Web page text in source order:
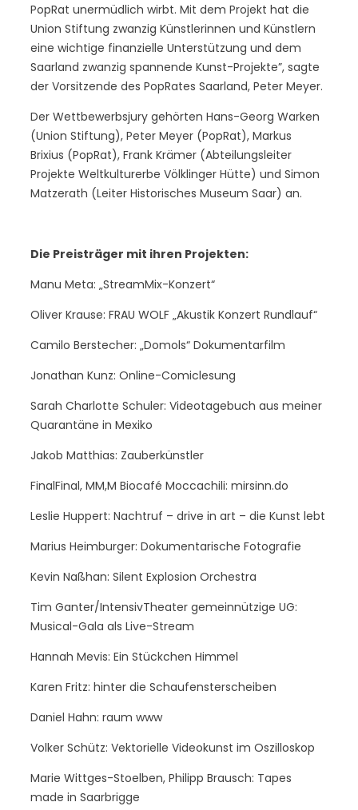
PopRat unermüdlich wirbt. Mit dem Projekt hat die
Union Stiftung zwanzig Künstlerinnen und Künstlern
eine wichtige finanzielle Unterstützung und dem
Saarland zwanzig spannende Kunst-Projekte”, sagte
der Vorsitzende des PopRates Saarland, Peter Meyer.
Der Wettbewerbsjury gehörten Hans-Georg Warken
(Union Stiftung), Peter Meyer (PopRat), Markus
Brixius (PopRat), Frank Krämer (Abteilungsleiter
Projekte Weltkulturerbe Völklinger Hütte) und Simon
Matzerath (Leiter Historisches Museum Saar) an.
Die Preisträger mit ihren Projekten:
Manu Meta: „StreamMix-Konzert“
Oliver Krause: FRAU WOLF „Akustik Konzert Rundlauf“
Camilo Berstecher: „Domols“ Dokumentarfilm
Jonathan Kunz: Online-Comiclesung
Sarah Charlotte Schuler: Videotagebuch aus meiner
Quarantäne in Mexiko
Jakob Matthias: Zauberkünstler
FinalFinal, MM,M Biocafé Moccachili: mirsinn.do
Leslie Huppert: Nachtruf – drive in art – die Kunst lebt
Marius Heimburger: Dokumentarische Fotografie
Kevin Naßhan: Silent Explosion Orchestra
Tim Ganter/IntensivTheater gemeinnützige UG:
Musical-Gala als Live-Stream
Hannah Mevis: Ein Stückchen Himmel
Karen Fritz: hinter die Schaufensterscheiben
Daniel Hahn: raum www
Volker Schütz: Vektorielle Videokunst im Oszilloskop
Marie Wittges-Stoelben, Philipp Brausch: Tapes
made in Saarbrigge